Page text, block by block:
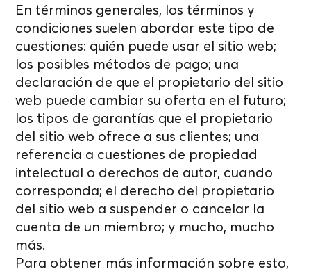
En términos generales, los términos y
condiciones suelen abordar este tipo de
cuestiones: quién puede usar el sitio web;
los posibles métodos de pago; una
declaración de que el propietario del sitio
web puede cambiar su oferta en el futuro;
los tipos de garantías que el propietario
del sitio web ofrece a sus clientes; una
referencia a cuestiones de propiedad
intelectual o derechos de autor, cuando
corresponda; el derecho del propietario
del sitio web a suspender o cancelar la
cuenta de un miembro; y mucho, mucho
más.
Para obtener más información sobre esto,